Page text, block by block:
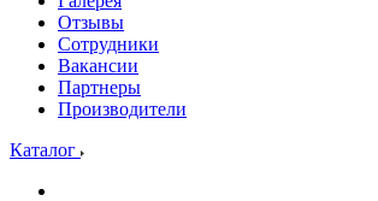
Отзывы
Сотрудники
Вакансии
Партнеры
Производители
Каталог